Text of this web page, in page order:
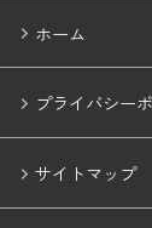
ホーム
プライバシー
サイトマップ